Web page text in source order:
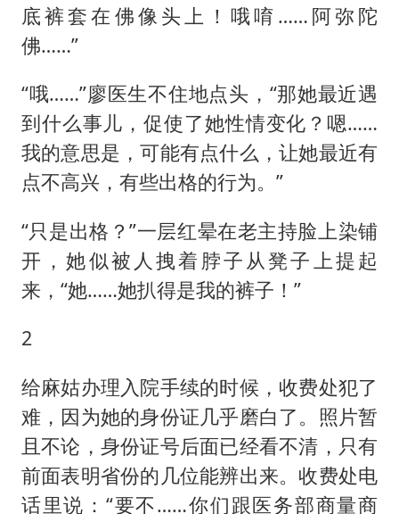
底裤套在佛像头上！哦唷……阿弥陀
佛……”
“哦……”廖医生不住地点头，“那她最近遇
到什么事儿，促使了她性情变化？嗯……
我的意思是，可能有点什么，让她最近有
点不高兴，有些出格的行为。”
“只是出格？”一层红晕在老主持脸上染铺
开，她似被人拽着脖子从凳子上提起
来，“她……她扒得是我的裤子！”
2
给麻姑办理入院手续的时候，收费处犯了
难，因为她的身份证几乎磨白了。照片暂
且不论，身份证号后面已经看不清，只有
前面表明省份的几位能辨出来。收费处电
话里说：“要不……你们跟医务部商量商